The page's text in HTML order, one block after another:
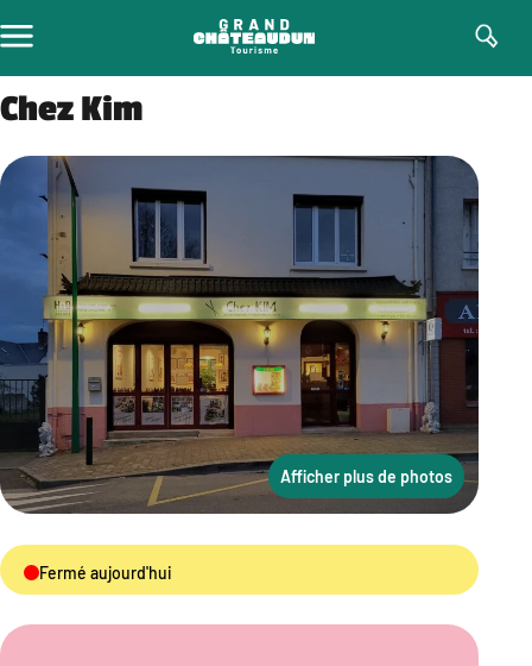
au
contenu
Chez Kim
Afficher plus de photos
Fermé aujourd'hui